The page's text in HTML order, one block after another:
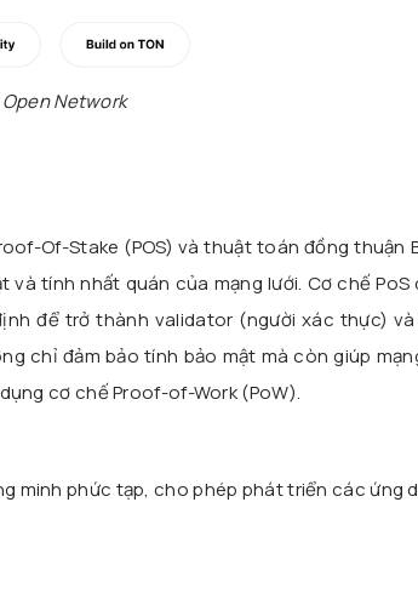
Open Network
Of-Stake (POS) và thuật toán đồng thuận
tính nhất quán của mạng lưới. Cơ chế PoS
để trở thành validator (người xác thực)
chỉ đảm bảo tính bảo mật mà còn giúp
cơ chế Proof-of-Work (PoW).
minh phức tạp, cho phép phát triển các ứng